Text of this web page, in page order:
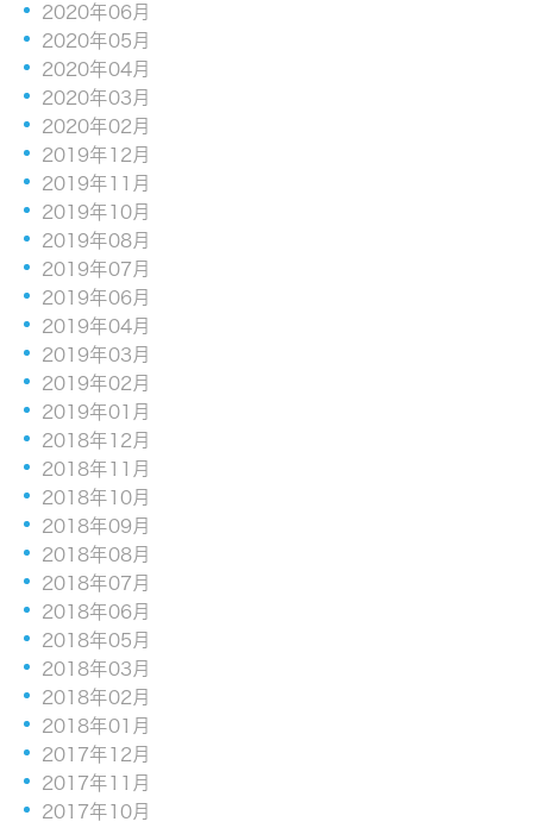
2020年06月
2020年05月
2020年04月
2020年03月
2020年02月
2019年12月
2019年11月
2019年10月
2019年08月
2019年07月
2019年06月
2019年04月
2019年03月
2019年02月
2019年01月
2018年12月
2018年11月
2018年10月
2018年09月
2018年08月
2018年07月
2018年06月
2018年05月
2018年03月
2018年02月
2018年01月
2017年12月
2017年11月
2017年10月